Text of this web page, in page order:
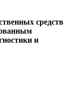
средств
и